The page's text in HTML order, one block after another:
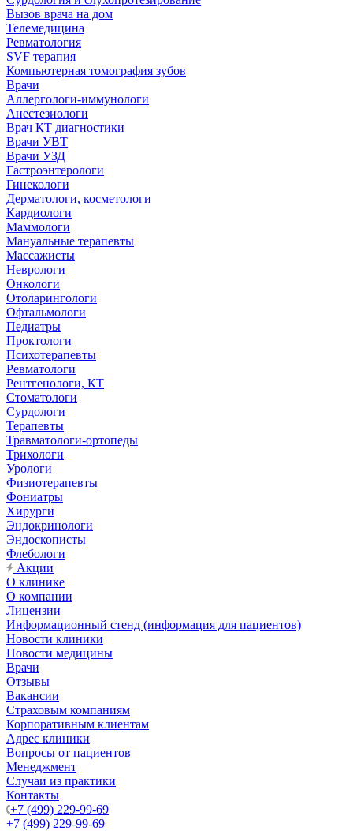
Вызов врача на дом
Телемедицина
Ревматология
SVF терапия
Компьютерная томография зубов
Врачи
Аллергологи-иммунологи
Анестезиологи
Врач КТ диагностики
Врачи УВТ
Врачи УЗД
Гастроэнтерологи
Гинекологи
Дерматологи, косметологи
Кардиологи
Маммологи
Мануальные терапевты
Массажисты
Неврологи
Онкологи
Отоларингологи
Офтальмологи
Педиатры
Проктологи
Психотерапевты
Ревматологи
Рентгенологи, КТ
Стоматологи
Сурдологи
Терапевты
Травматологи-ортопеды
Трихологи
Урологи
Физиотерапевты
Фониатры
Хирурги
Эндокринологи
Эндоскописты
Флебологи
Акции
О клинике
О компании
Лицензии
Информационный стенд (информация для пациентов)
Новости клиники
Новости медицины
Врачи
Отзывы
Вакансии
Страховым компаниям
Корпоративным клиентам
Адрес клиники
Вопросы от пациентов
Менеджмент
Случаи из практики
Контакты
+7 (499) 229-99-69
+7 (499) 229-99-69